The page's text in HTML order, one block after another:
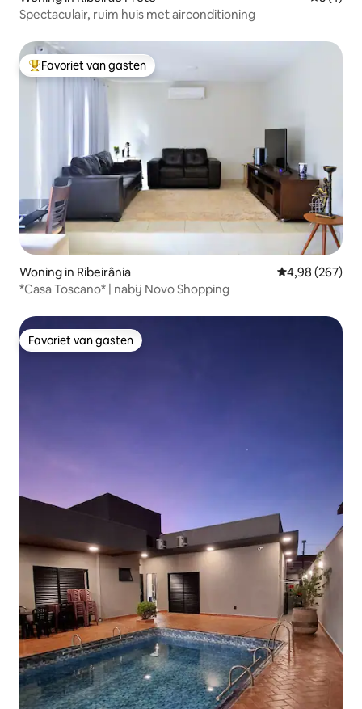
Spectaculair, ruim huis met airconditioning
Topfavoriet van gasten
Favoriet van gasten
Woning in Ribeirânia Gemiddelde
4,98 (267)
*Casa Toscano* | nabij Novo Shopping
Favoriet van gasten
Favoriet van gasten